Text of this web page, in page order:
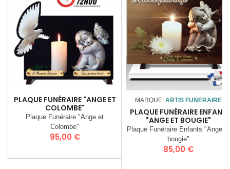
PLAQUE FUNÉRAIRE "ANGE ET
COLOMBE"
Plaque Funéraire "Ange et
Colombe"
Prix
95,00 €
MARQUE: ARTIS FUNERAIRE
PLAQUE FUNÉRAIRE ENFANT
"ANGE ET BOUGIE"
Plaque Funéraire Enfants "Ange et
bougie"
Prix
85,00 €